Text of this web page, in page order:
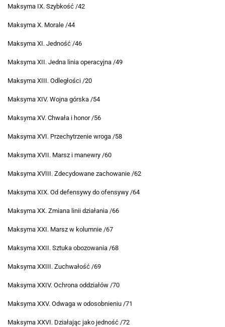
Maksyma IX. Szybkość /42
Maksyma X. Morale /44
Maksyma XI. Jedność /46
Maksyma XII. Jedna linia operacyjna /49
Maksyma XIII. Odległości /20
Maksyma XIV. Wojna górska /54
Maksyma XV. Chwała i honor /56
Maksyma XVI. Przechytrzenie wroga /58
Maksyma XVII. Marsz i manewry /60
Maksyma XVIII. Zdecydowane zachowanie /62
Maksyma XIX. Od defensywy do ofensywy /64
Maksyma XX. Zmiana linii działania /66
Maksyma XXI. Marsz w kolumnie /67
Maksyma XXII. Sztuka obozowania /68
Maksyma XXIII. Zuchwałość /69
Maksyma XXIV. Ochrona oddziałów /70
Maksyma XXV. Odwaga w odosobnieniu /71
Maksyma XXVI. Działając jako jedność /72